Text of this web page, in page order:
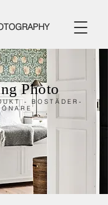
Photo
- BOSTÄDER-